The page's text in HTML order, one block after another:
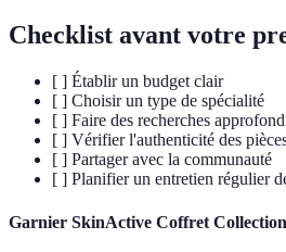
Checklist avant votre
[ ] Établir un budget clair
[ ] Choisir un type de spécialité
[ ] Faire des recherches
[ ] Vérifier l'authenticité des
[ ] Partager avec la communauté
[ ] Planifier un entretien régulier
Garnier SkinActive Coffret Collection